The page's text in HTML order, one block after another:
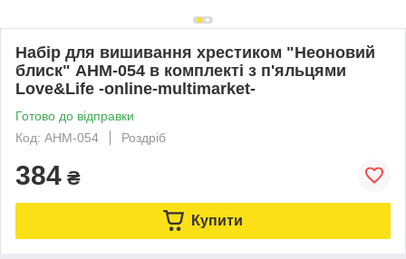
Набір для вишивання хрестиком "Неоновий
блиск" AHM-054 в комплекті з п'яльцями
Love&Life -online-multimarket-
Готово до відправки
Код: AHM-054
Роздріб
384 ₴
Купити